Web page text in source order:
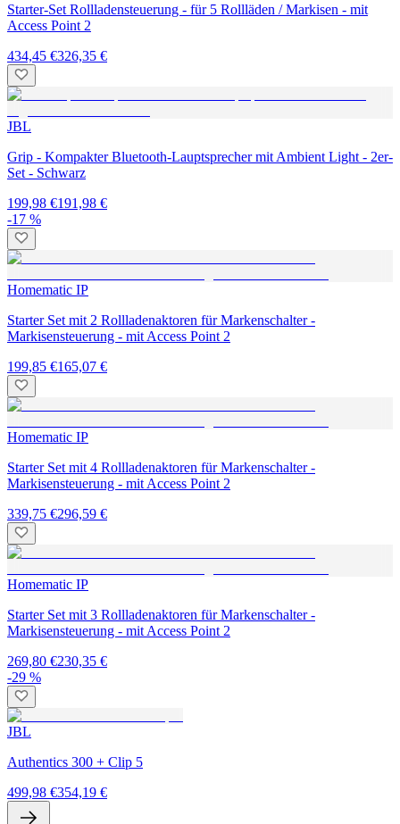
Starter-Set Rollladensteuerung - für 5 Rollläden / Markisen - mit
Access Point 2
434,45 €326,35 €
JBL
Grip - Kompakter Bluetooth-Lauptsprecher mit Ambient Light - 2er-
Set - Schwarz
199,98 €191,98 €
-17 %
Homematic IP
Starter Set mit 2 Rollladenaktoren für Markenschalter -
Markisensteuerung - mit Access Point 2
199,85 €165,07 €
Homematic IP
Starter Set mit 4 Rollladenaktoren für Markenschalter -
Markisensteuerung - mit Access Point 2
339,75 €296,59 €
Homematic IP
Starter Set mit 3 Rollladenaktoren für Markenschalter -
Markisensteuerung - mit Access Point 2
269,80 €230,35 €
-29 %
JBL
Authentics 300 + Clip 5
499,98 €354,19 €